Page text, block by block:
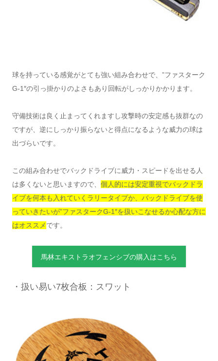
球を持っている感覚がとても強い組み合わせで、”ファスターク
G-1″の引っ掛かりのよさもあり回転がしっかりかかります。
守備技術は良く止まってくれますし攻撃時の安定感も抜群なの
ですが、逆にしっかり振らないと得点になるような威力の球は
出づらいです。
この組み合わせでバックドライブに威力・スピードを出せる人
は多くないと思いますので、 個人的には安定重視でバックドラ
イブを何本も入れていくラリータイプか、バックドライブを使
っていきたいが”ファスタークG-1″を扱いこなせるか心配な方に
はオススメ です。
馬林エキストラオフェンシブの購入はこちら
・扱い易い7枚合板：スワット